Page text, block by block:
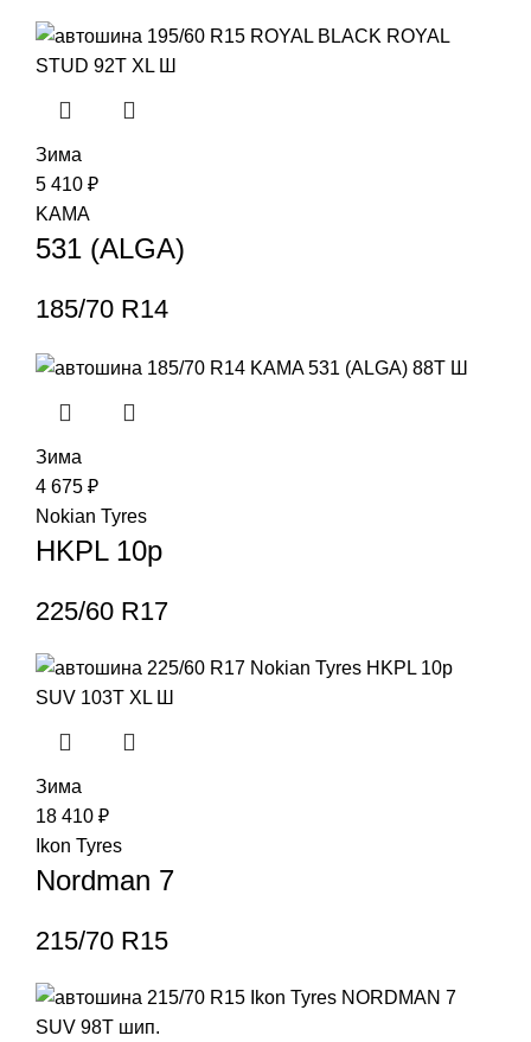
Зима
5 410 ₽
KAMA
531 (ALGA)
185/70 R14
Зима
4 675 ₽
Nokian Tyres
HKPL 10p
225/60 R17
Зима
18 410 ₽
Ikon Tyres
Nordman 7
215/70 R15